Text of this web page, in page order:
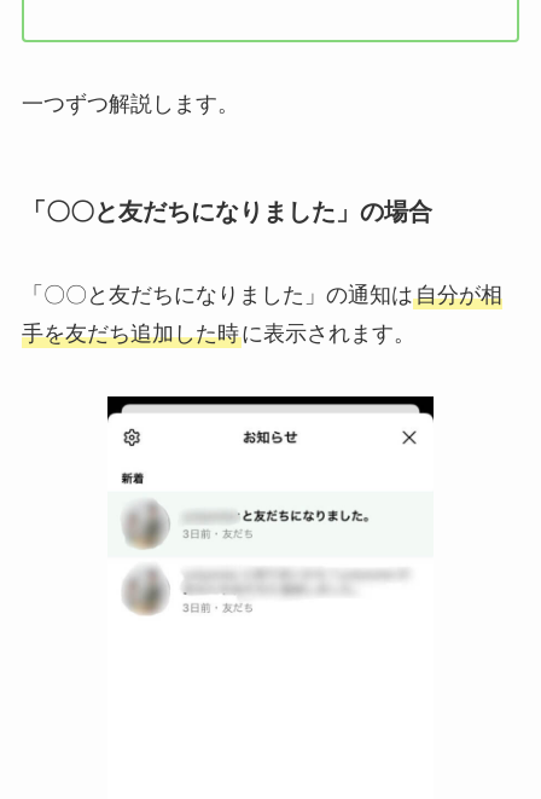
一つずつ解説します。
「〇〇と友だちになりました」の場合
「〇〇と友だちになりました」の通知は自分が相
手を友だち追加した時に表示されます。